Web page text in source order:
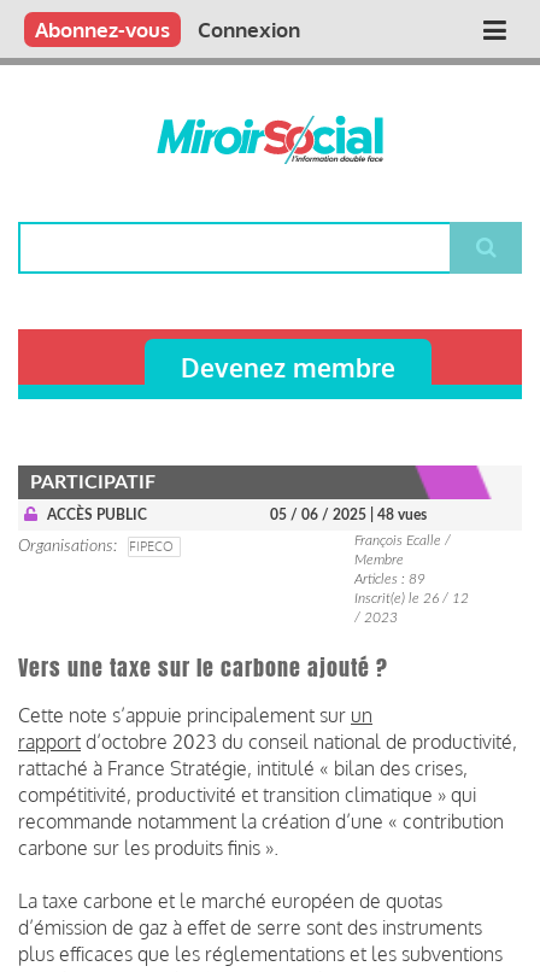
Aller
contenu
Main
Qui sommes nous ?
Vous publiez
Nous publions
Contactez-nous
Abonnez-vous Connexion
Devenez membre
PARTICIPATIF
ACCÈS PUBLIC 05 / 06 / 2025 | 48 vues
Organisations FIPECO
François Ecalle /
Membre
Articles : 89
Inscrit(e) le 26 / 12
/ 2023
Vers une taxe sur le carbone ajouté ?
Cette note s’appuie principalement sur un
rapport d’octobre 2023 du conseil national de productivité,
rattaché à France Stratégie, intitulé « bilan des crises,
compétitivité, productivité et transition climatique » qui
recommande notamment la création d’une « contribution
carbone sur les produits finis ».
La taxe carbone et le marché européen de quotas
d’émission de gaz à effet de serre sont des instruments
plus efficaces que les réglementations et les subventions